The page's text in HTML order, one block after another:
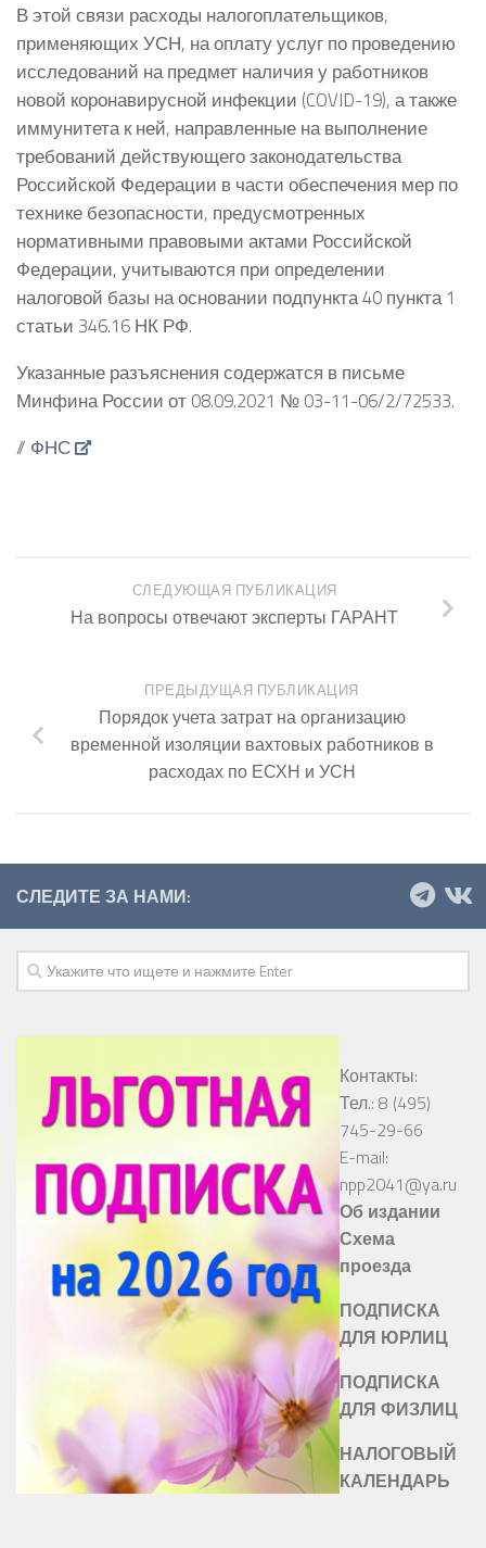
В этой связи расходы налогоплательщиков,
применяющих УСН, на оплату услуг по проведению
исследований на предмет наличия у работников
новой коронавирусной инфекции (COVID-19), а также
иммунитета к ней, направленные на выполнение
требований действующего законодательства
Российской Федерации в части обеспечения мер по
технике безопасности, предусмотренных
нормативными правовыми актами Российской
Федерации, учитываются при определении
налоговой базы на основании подпункта 40 пункта 1
статьи 346.16 НК РФ.
Указанные разъяснения содержатся в письме
Минфина России от 08.09.2021 № 03-11-06/2/72533.
// ФНС
СЛЕДУЮЩАЯ ПУБЛИКАЦИЯ
На вопросы отвечают эксперты ГАРАНТ
ПРЕДЫДУЩАЯ ПУБЛИКАЦИЯ
Порядок учета затрат на организацию
временной изоляции вахтовых работников в
расходах по ЕСХН и УСН
СЛЕДИТЕ ЗА НАМИ:
Контакты:
Тел.: 8 (495)
745-29-66
E-mail:
npp2041@ya.ru
Об издании
Схема
проезда
ПОДПИСКА
ДЛЯ ЮРЛИЦ
ПОДПИСКА
ДЛЯ ФИЗЛИЦ
НАЛОГОВЫЙ
КАЛЕНДАРЬ